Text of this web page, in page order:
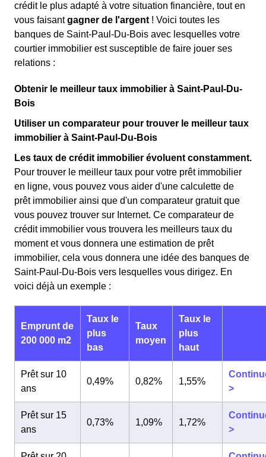
crédit le plus adapté à votre situation financière, tout en
vous faisantgagner de l'argent ! Voici toutes les
banques de Saint-Paul-Du-Bois avec lesquelles votre
courtier immobilier est susceptible de faire jouer ses
relations :
Obtenir le meilleur taux immobilier à Saint-Paul-Du-
Bois
Utiliser un comparateur pour trouver le meilleur taux
immobilier à Saint-Paul-Du-Bois
Les taux de crédit immobilier évoluent constamment.
Pour trouver le meilleur taux pour votre prêt immobilier
en ligne, vous pouvez vous aider d'une calculette de
prêt immobilier ainsi que d'un comparateur gratuit que
vous pouvez trouver sur Internet. Ce comparateur de
crédit immobilier vous trouvera les meilleurs taux du
moment et vous donnera une estimation de prêt
immobilier, cela vous donnera une idée des banques de
Saint-Paul-Du-Bois vers lesquelles vous dirigez. En
voici déjà un exemple :
Emprunt de
200 000 m2
Taux le
plus
bas
Taux
moyen
Taux le
plus
haut
Prêt sur 10
ans
0,49% 0,82% 1,55%
>
Prêt sur 15
ans
0,73% 1,09% 1,72%
>